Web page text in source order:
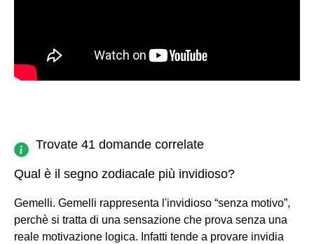
Trovate 41 domande correlate
Qual è il segno zodiacale più invidioso?
Gemelli. Gemelli rappresenta l'invidioso “senza motivo”,
perchè si tratta di una sensazione che prova senza una
reale motivazione logica. Infatti tende a provare invidia